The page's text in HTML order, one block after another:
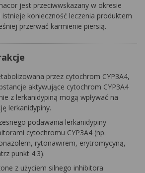
jest przeciwwskazany w okresie
istnieje konieczność leczenia produktem
przerwać karmienie piersią.
przez cytochrom CYP3A4,
aktywujące cytochrom CYP3A4
z lerkanidypiną mogą wpływać na
lerkanidypiny.
podawania lerkanidypiny
cytochromu CYP3A4 (np.
rytonawirem, erytromycyną,
punkt 4.3).
z użyciem silnego inhibitora